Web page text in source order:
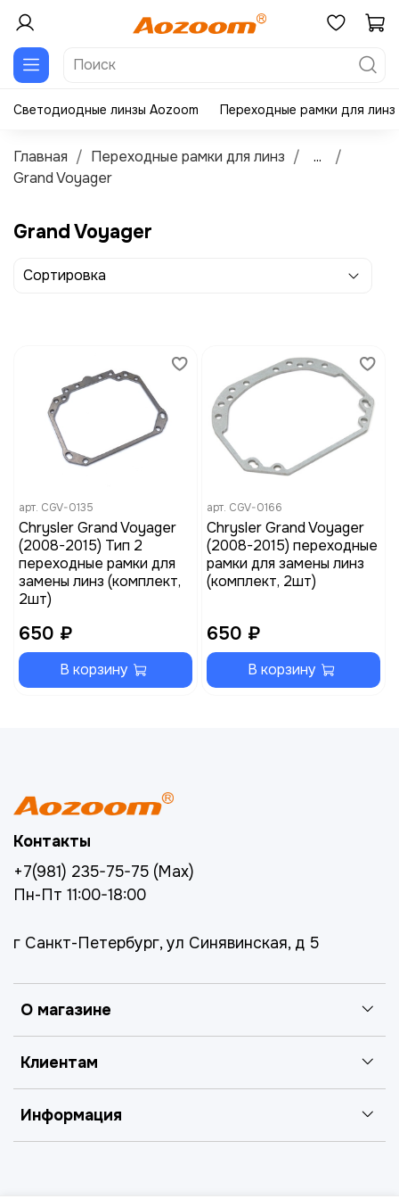
Светодиодные линзы Aozoom Переходные рамки для линз
Главная Переходные рамки для линз
...
Grand Voyager
Grand Voyager
арт. CGV-0135
Chrysler Grand Voyager
(2008-2015) Тип 2
переходные рамки для
замены линз (комплект,
2шт)
650 ₽
В корзину
арт. CGV-0166
Chrysler Grand Voyager
(2008-2015) переходные
рамки для замены линз
(комплект, 2шт)
650 ₽
В корзину
О магазине
Клиентам
Информация
Контакты
+7(981) 235-75-75 (Max)
Пн-Пт 11:00-18:00
г Санкт-Петербург, ул Синявинская, д 5